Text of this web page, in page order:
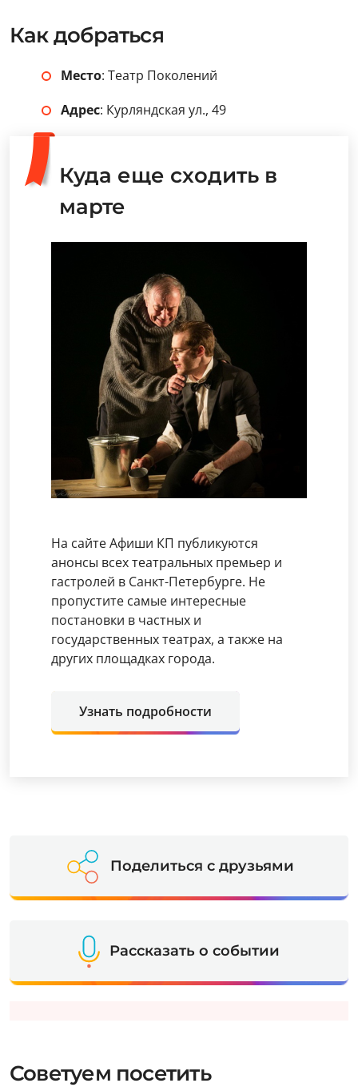
Как добраться
Место: Театр Поколений
Адрес: Курляндская ул., 49
Куда еще сходить в
марте
На сайте Афиши КП публикуются
анонсы всех театральных премьер и
гастролей в Санкт-Петербурге. Не
пропустите самые интересные
постановки в частных и
государственных театрах, а также на
других площадках города.
Узнать подробности
Поделиться с друзьями
Рассказать о событии
Советуем посетить